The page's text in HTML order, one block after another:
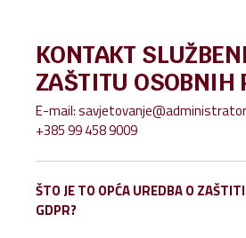
KONTAKT
ZAŠTITU OSOBNIH
E-mail:
+385 99 458 9009
ŠTO JE TO OPĆA UREDBA O
GDPR?